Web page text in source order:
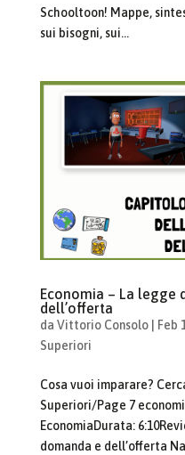
Schooltoon! Mappe,
sui bisogni, sui...
Economia – La legge
dell’offerta
da Vittorio Consolo| Feb
Superiori
Cosa vuoi imparare?
Superiori/Page 7
EconomiaDurata:
domanda e dell’offerta